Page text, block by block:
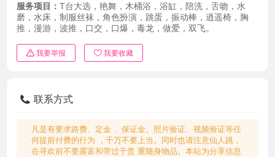
服务项目： T台大选，艳舞，木桶浴，浴缸，陪洗，舌吻，水
磨，水床，制服丝袜，角色扮演，跳蛋，振动棒，逍遥椅，胸
推，漫游，波推，口交，口爆，毒龙，做爱，双飞。
我要举报 我要收藏
联系方式
凡是有要求路费、定金 、保证金、照片验证、视频验证等任
何提前付费的行为 ，千万不要上当。同时也请注意仙人跳，
在寻欢前不要露富和带过于贵 重随身物品。本站为分享信息